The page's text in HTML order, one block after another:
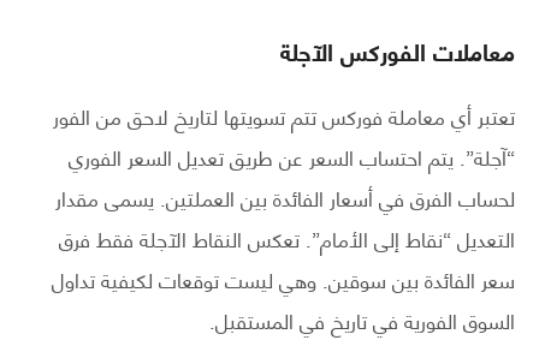
معاملات الفوركس الآجلة
تعتبر أي معاملة فوركس تتم تسويتها لتاريخ لاحق من الفور
“آجلة”. يتم احتساب السعر عن طريق تعديل السعر الفوري
لحساب الفرق في أسعار الفائدة بين العملتين. يسمى مقدار
التعديل “نقاط إلى الأمام”. تعكس النقاط الآجلة فقط فرق
سعر الفائدة بين سوقين. وهي ليست توقعات لكيفية تداول
السوق الفورية في تاريخ في المستقبل.